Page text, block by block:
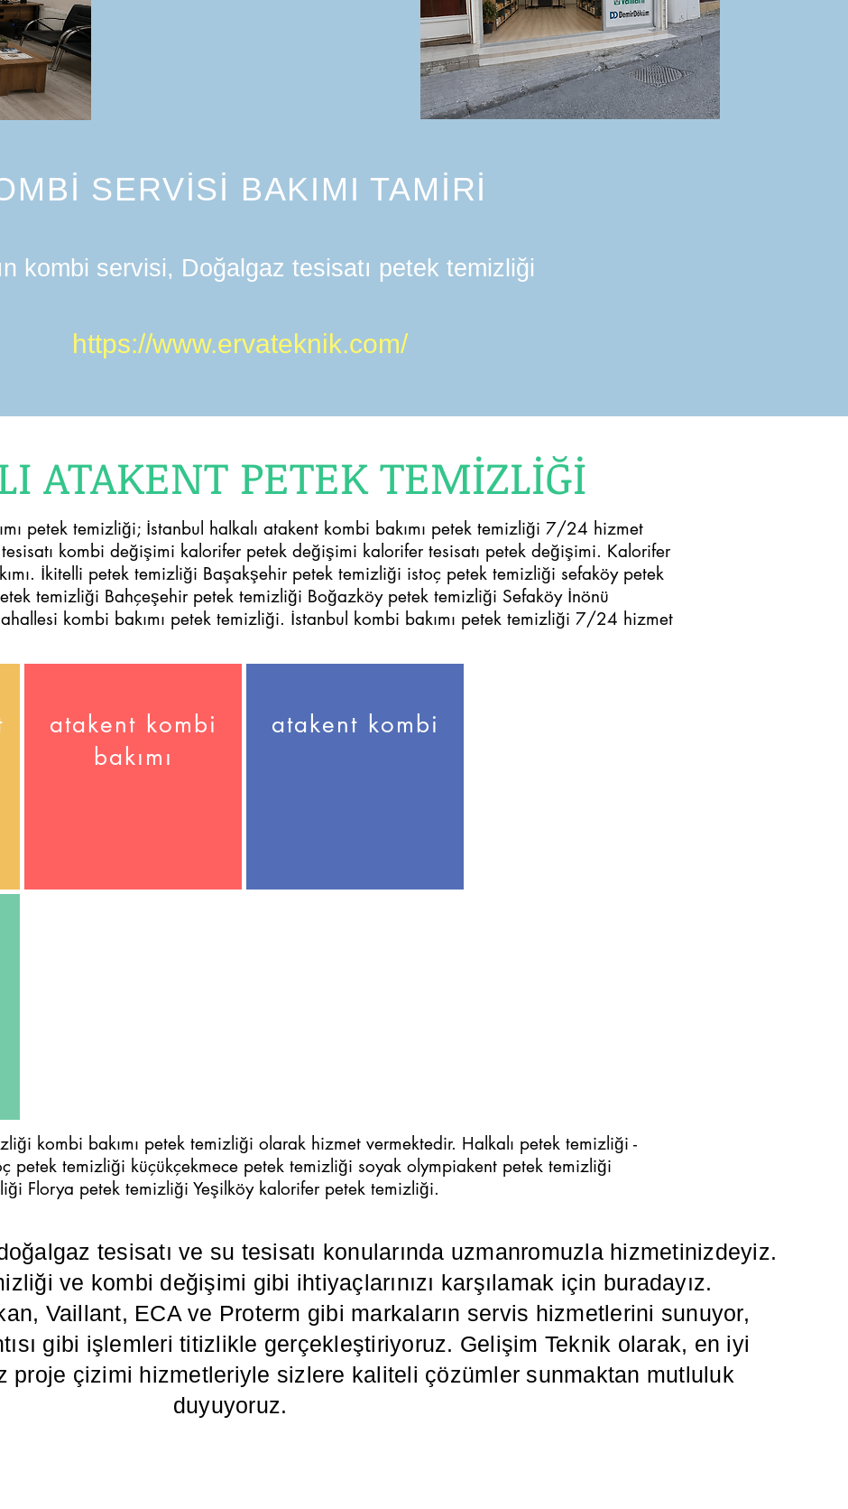
SERVİSİ BAKIMI TAMİRİ
kombi servisi, Doğalgaz tesisatı petek temizliği
https://www.ervateknik.com/
ATAKENT PETEK TEMİZLİĞİ
petek temizliği; İstanbul halkalı atakent kombi bakımı petek temizliği 7/24 hizmet
kombi değişimi kalorifer petek değişimi kalorifer tesisatı petek değişimi. Kalorifer
İkitelli petek temizliği Başakşehir petek temizliği istoç petek temizliği sefaköy petek
temizliği Bahçeşehir petek temizliği Boğazköy petek temizliği Sefaköy İnönü
kombi bakımı petek temizliği. İstanbul kombi bakımı petek temizliği 7/24 hizmet
atakent kombi
bakımı
atakent kombi
kombi bakımı petek temizliği olarak hizmet vermektedir. Halkalı petek temizliği -
petek temizliği küçükçekmece petek temizliği soyak olympiakent petek temizliği
Florya petek temizliği Yeşilköy kalorifer petek temizliği.
tesisatı ve su tesisatı konularında uzmanromuzla hizmetinizdeyiz.
ve kombi değişimi gibi ihtiyaçlarınızı karşılamak için buradayız.
Vaillant, ECA ve Proterm gibi markaların servis hizmetlerini sunuyor,
gibi işlemleri titizlikle gerçekleştiriyoruz. Gelişim Teknik olarak, en iyi
proje çizimi hizmetleriyle sizlere kaliteli çözümler sunmaktan mutluluk
duyuyoruz.